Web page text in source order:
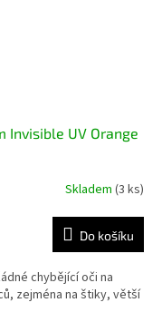
Invisible UV Orange
Skladem (3 ks)
Do košíku
chybějící oči na
zejména na štiky, větší